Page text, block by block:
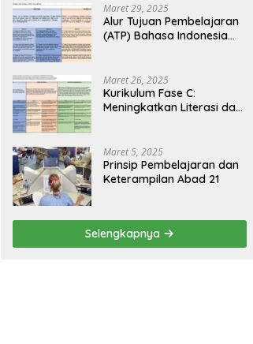
Maret 29, 2025
Alur Tujuan Pembelajaran
(ATP) Bahasa Indonesia
Maret 26, 2025
Kurikulum Fase C:
Meningkatkan Literasi dan
Maret 5, 2025
Prinsip Pembelajaran dan
Keterampilan Abad 21
Selengkapnya